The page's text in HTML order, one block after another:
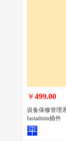
经销商订货
￥499.00
设备保修管理
fastadmin插件